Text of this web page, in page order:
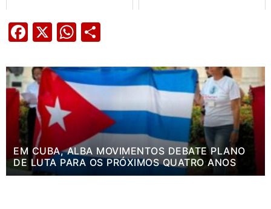
Facebook
X WhatsApp
EM CUBA, ALBA MOVIMENTOS DEBATE PLANO
DE LUTA PARA OS PRÓXIMOS QUATRO ANOS